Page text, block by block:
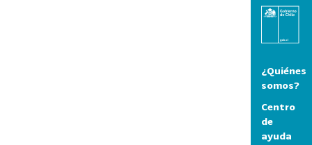
¿Quiénes
somos?
Centro
de
ayuda